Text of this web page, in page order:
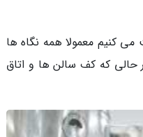
کنیم معمولا همه نگاه ها
حالی که کف سالن ها و اتاق